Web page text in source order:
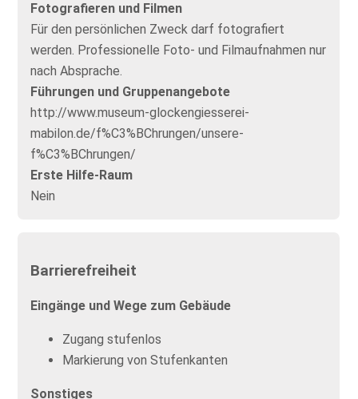
Fotografieren und Filmen
Für den persönlichen Zweck darf fotografiert
werden. Professionelle Foto- und Filmaufnahmen nur
nach Absprache.
Führungen und Gruppenangebote
http://www.museum-glockengiesserei-
mabilon.de/f%C3%BChrungen/unsere-
f%C3%BChrungen/
Erste Hilfe-Raum
Nein
Barrierefreiheit
Eingänge und Wege zum Gebäude
Zugang stufenlos
Markierung von Stufenkanten
Sonstiges